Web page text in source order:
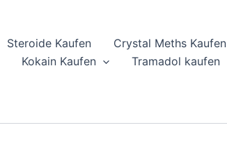
Steroide Kaufen Crystal Meths Kaufen
Kokain Kaufen Tramadol kaufen